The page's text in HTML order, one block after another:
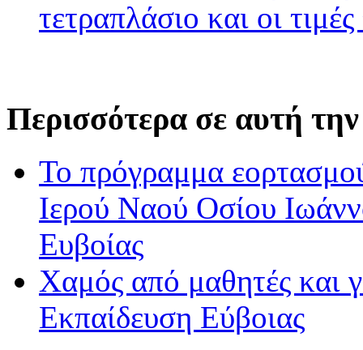
τετραπλάσιο και οι
Περισσότερα σε αυτή
Το πρόγραμμα
Ιερού Ναού Οσίου
Ευβοίας
Χαμός από μαθητές και
Εκπαίδευση Εύβοιας